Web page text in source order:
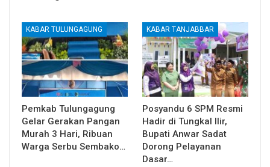
KABAR TULUNGAGUNG
Pemkab Tulungagung
Gelar Gerakan Pangan
Murah 3 Hari, Ribuan
Warga Serbu Sembako…
KABAR TANJABBAR
Posyandu 6 SPM Resmi
Hadir di Tungkal Ilir,
Bupati Anwar Sadat
Dorong Pelayanan
Dasar…